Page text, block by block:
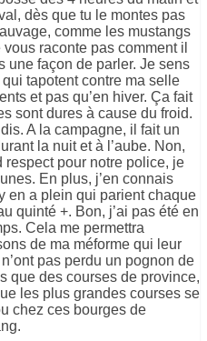
dès que tu le montes pas
comme les mustangs
raconte pas comment il
une façon de parler. Je sens
tapotent contre ma selle
et pas qu’en hiver. Ça fait
sont dures à cause du froid.
A la campagne, il fait un
la nuit et à l’aube. Non,
respect pour notre police, je
En plus, j’en connais
en a plein qui parient chaque
quinté +. Bon, j’ai pas été en
Cela me permettra
de ma méforme qui leur
pas perdu un pognon de
que des courses de province,
les plus grandes courses se
chez ces bourges de